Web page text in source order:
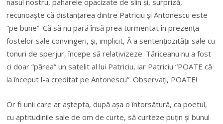
recunoaște că distanțarea dintre Patriciu și Antonescu este
“pe bune”. Că să nu pară însă prea turmentat în prezența
fostelor sale convingeri, și, implicit, Â a sentențiozității sale cu
tonuri de sperjur, începe să relativizeze: Tăriceanu nu a fost
ci doar “părea” un satelit al lui Patriciu, iar Patriciu “POATE că
la început l-a creditat pe Antonescu”. Observați, POATE!
Or fi unii care ar aștepta, după așa o întorsătură, ca poetul,
cu aptitudinile sale de om de curte, să curteze puțin și bunul